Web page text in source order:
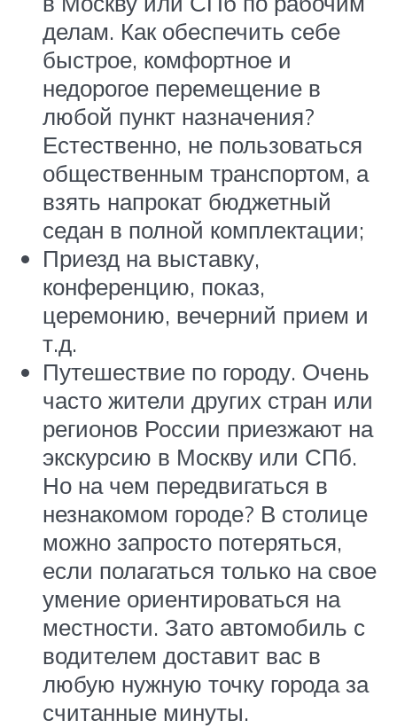
делам. Как обеспечить себе
быстрое, комфортное и
недорогое перемещение в
любой пункт назначения?
Естественно, не пользоваться
общественным транспортом, а
взять напрокат бюджетный
седан в полной комплектации;
Приезд на выставку,
конференцию, показ,
церемонию, вечерний прием и
т.д.
Путешествие по городу. Очень
часто жители других стран или
регионов России приезжают на
экскурсию в Москву или СПб.
Но на чем передвигаться в
незнакомом городе? В столице
можно запросто потеряться,
если полагаться только на свое
умение ориентироваться на
местности. Зато автомобиль с
водителем доставит вас в
любую нужную точку города за
считанные минуты.